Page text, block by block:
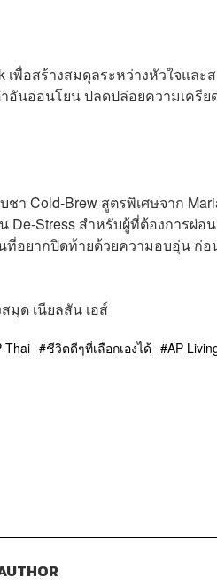
พื่อสร้างสมดุลระหว่างหัวใจและ
อันอ่อนโยน ปลดปล่อยความเครี
า Cold-Brew สูตรพิเศษจาก
De-Stress สำหรับผู้ที่ต้องการผ่อ
ที่อยากปิดท้ายด้วยความอบอุ่น ก่
มุด เนียลสัน เฮส์
Thai ชีวิตดีๆที่เลือกเองได้ AP